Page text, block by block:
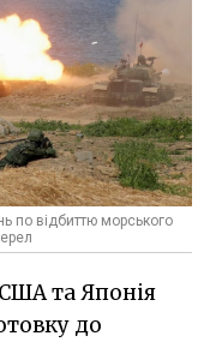
по відбиттю морського
та Японія
до